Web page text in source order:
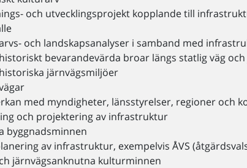
och utvecklingsprojekt kopplande till
och landskapsanalyser i samband med
bevarandevärda broar längs statlig väg
järnvägsmiljöer
med myndigheter, länsstyrelser, regioner och
och projektering av infrastruktur
byggnadsminnen
av infrastruktur, exempelvis ÅVS
järnvägsanknutna kulturminnen